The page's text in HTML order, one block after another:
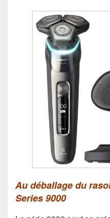
Au déballage du
Series 9000